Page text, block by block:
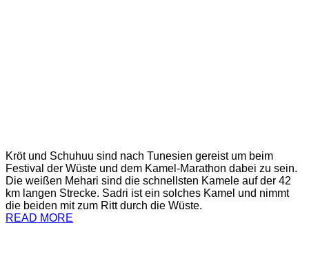
Kröt und Schuhuu sind nach Tunesien gereist um beim
Festival der Wüste und dem Kamel-Marathon dabei zu sein.
Die weißen Mehari sind die schnellsten Kamele auf der 42
km langen Strecke. Sadri ist ein solches Kamel und nimmt
die beiden mit zum Ritt durch die Wüste.
READ MORE